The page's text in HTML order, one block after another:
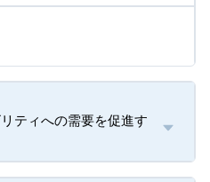
ティへの需要を促進す